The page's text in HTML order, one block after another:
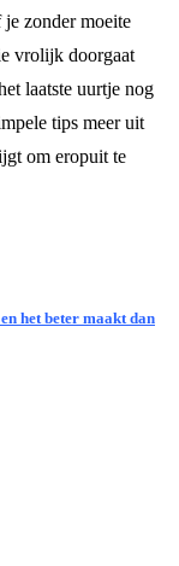
zonder moeite
vrolijk doorgaat
laatste uurtje nog
tips meer uit
om eropuit te
het beter maakt dan